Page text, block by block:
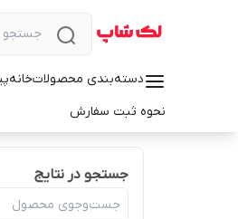
دسته‌بندی محصولاتخانه
نحوه ثبت سفارش
جستجو در نتایج